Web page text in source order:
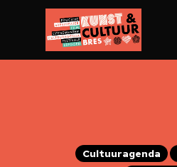
Cultuuragenda